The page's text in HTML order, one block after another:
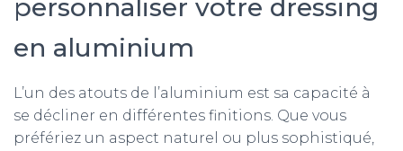
personnaliser votre dressing
en aluminium
L’un des atouts de l’aluminium est sa capacité à
se décliner en différentes finitions. Que vous
préfériez un aspect naturel ou plus sophistiqué,